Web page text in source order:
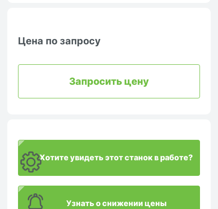
Цена по запросу
Запросить цену
Хотите увидеть этот станок в работе?
Узнать о снижении цены